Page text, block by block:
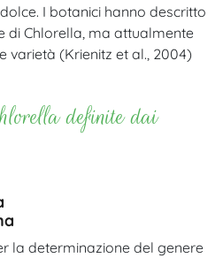
I botanici hanno descritto
di Chlorella, ma attualmente
varietà (Krienitz et al., 2004)
definite dai
la determinazione del genere